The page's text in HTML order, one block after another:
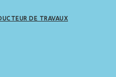
DE TRAVAUX